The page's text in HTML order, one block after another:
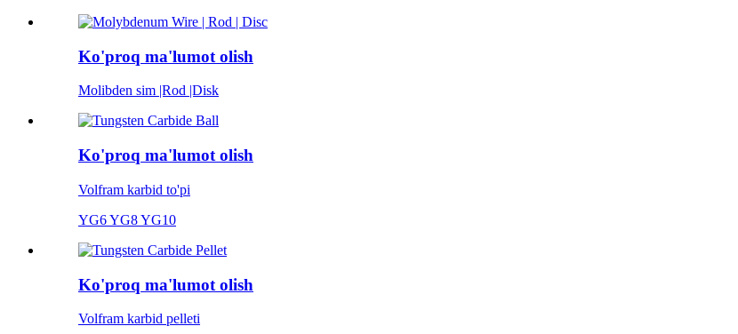
Ko'proq ma'lumot olish
Molibden sim |Rod |Disk
Ko'proq ma'lumot olish
Volfram karbid to'pi
YG6 YG8 YG10
Ko'proq ma'lumot olish
Volfram karbid pelleti